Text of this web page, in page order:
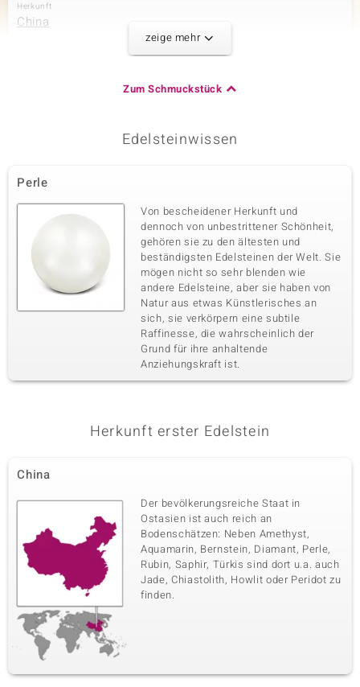
Herkunft
China
Anzahl und Größe
Ovalschliff
Zargenfassung
Peridot
Anzahl und Größe
2 à 5x4 mm
Karatgewicht Summe Schliff
Ovalschliff
Herkunft
China
Vierter Edelstein
2 à 5x4 mm
Fassung
Madagaskar
Fünfter Edelstein
Edelsteinvarietät
Weißer Topas
Anzahl und Größe
2 à 2 mm
0,09 ct
Fassung
Zargenfassung
zeige mehr
Zum Schmuckstück
Edelsteinwissen
Perle
Von bescheidener Herkunft und
dennoch von unbestrittener Schönheit,
gehören sie zu den ältesten und
beständigsten Edelsteinen der Welt. Sie
mögen nicht so sehr blenden wie
andere Edelsteine, aber sie haben von
Natur aus etwas Künstlerisches an
sich, sie verkörpern eine subtile
Raffinesse, die wahrscheinlich der
Grund für ihre anhaltende
Anziehungskraft ist.
Herkunft erster Edelstein
China
Der bevölkerungsreiche Staat in
Ostasien ist auch reich an
Bodenschätzen: Neben Amethyst,
Aquamarin, Bernstein, Diamant, Perle,
Rubin, Saphir, Türkis sind dort u.a. auch
Jade, Chiastolith, Howlit oder Peridot zu
finden.